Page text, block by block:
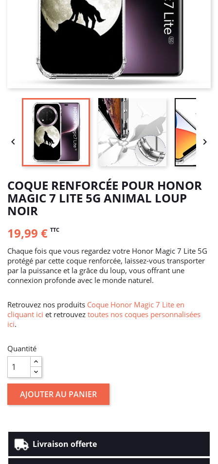
 
COQUE RENFORCÉE POUR HONOR
MAGIC 7 LITE 5G ANIMAL LOUP
NOIR
19,99 € TTC
Chaque fois que vous regardez votre Honor Magic 7 Lite 5G
protégé par cette coque renforcée, laissez-vous transporter
par la puissance et la grâce du loup, vous offrant une
connexion profonde avec le monde naturel.
Retrouvez nos produits Coque Honor Magic 7 Lite en
cliquant ici et retrouvez toutes nos coques personnalisées
ici.
Quantité
AJOUTER AU PANIER
Livraison offerte